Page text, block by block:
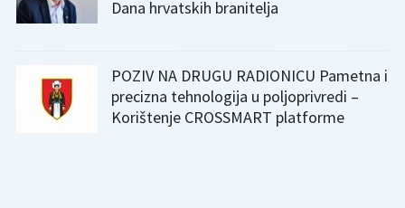
Dana hrvatskih branitelja
POZIV NA DRUGU RADIONICU Pametna i
precizna tehnologija u poljoprivredi –
Korištenje CROSSMART platforme